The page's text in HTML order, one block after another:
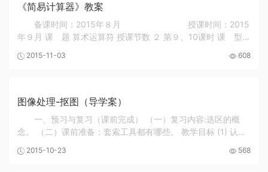
《简易计算器》教案
备课时间：2015年８月 授课时间：2015
年９月 课 题 算术运算符 授课节数 ２ 第９、10课时 课 型
技能目标： 分析问题解决问题的能力；...
2015-11-03 608
图像处理-抠图（导学案）
一、预习与复习（课前完成） （一）复习内容:选区的概
念。 （二）课前准备：套索工具都有哪些。 教学目标 (1) 认识
（重点） (3) 学会运用套索工具进行选区...
2015-10-23 568